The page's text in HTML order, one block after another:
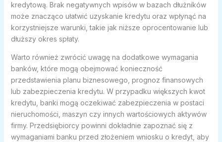
kredytową. Brak negatywnych wpisów w bazach dłużników
może znacząco ułatwić uzyskanie kredytu oraz wpłynąć na
korzystniejsze warunki, takie jak niższe oprocentowanie lub
dłuższy okres spłaty.
Warto również zwrócić uwagę na dodatkowe wymagania
banków, które mogą obejmować konieczność
przedstawienia planu biznesowego, prognoz finansowych
lub zabezpieczenia kredytu. W przypadku większych kwot
kredytu, banki mogą oczekiwać zabezpieczenia w postaci
nieruchomości, maszyn czy innych wartościowych aktywów
firmy. Przedsiębiorcy powinni dokładnie zapoznać się z
wymaganiami banku przed złożeniem wniosku o kredyt, aby